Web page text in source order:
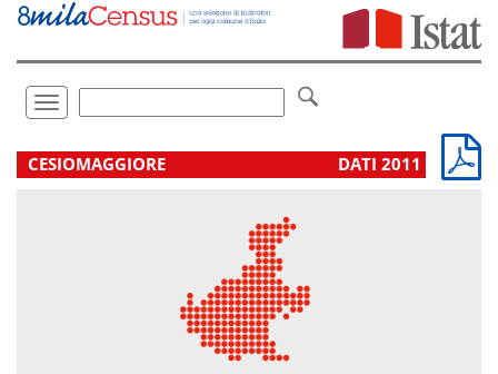
Vai
direttamente
Toggle
navigation
.
CESIOMAGGIORE DATI 2011